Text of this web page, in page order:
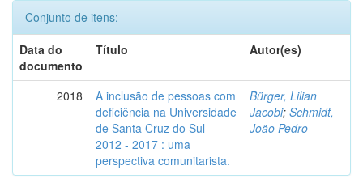
Conjunto de itens:
Data do
documento
Título Autor(es)
2018
A inclusão de pessoas com
deficiência na Universidade
de Santa Cruz do Sul -
2012 - 2017 : uma
perspectiva comunitarista.
Bürger, Lilian
Jacobi; Schmidt,
João Pedro